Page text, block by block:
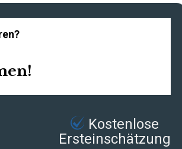
Kostenlose
Ersteinschätzung